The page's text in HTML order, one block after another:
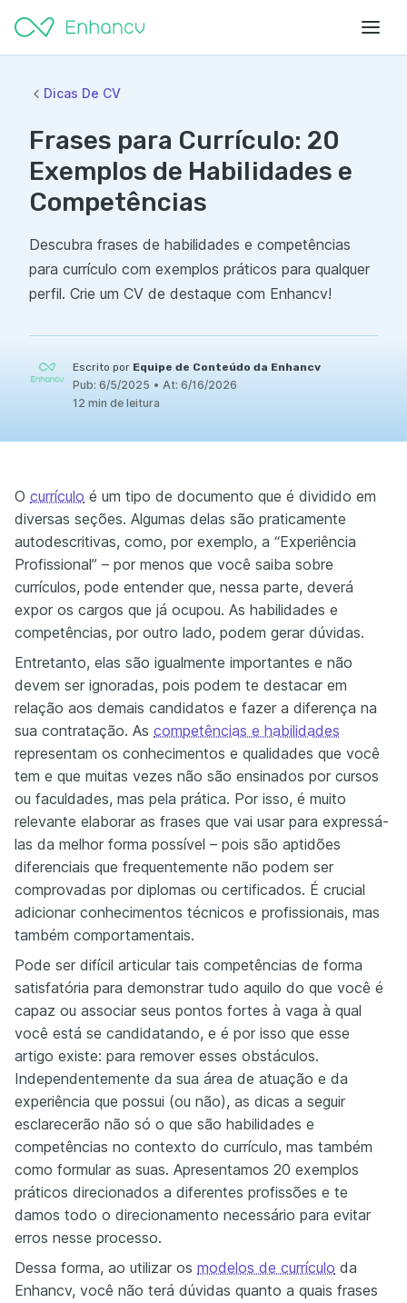
Dicas De CV
Frases para Currículo: 20
Exemplos de Habilidades e
Competências
Descubra frases de habilidades e competências
para currículo com exemplos práticos para qualquer
perfil. Crie um CV de destaque com Enhancv!
Escrito por Equipe de Conteúdo da Enhancv
Pub: 6/5/2025 • At: 6/16/2026
12 min de leitura
O currículo é um tipo de documento que é dividido em
diversas seções. Algumas delas são praticamente
autodescritivas, como, por exemplo, a “Experiência
Profissional” – por menos que você saiba sobre
currículos, pode entender que, nessa parte, deverá
expor os cargos que já ocupou. As habilidades e
competências, por outro lado, podem gerar dúvidas.
Entretanto, elas são igualmente importantes e não
devem ser ignoradas, pois podem te destacar em
relação aos demais candidatos e fazer a diferença na
sua contratação. As competências e habilidades
representam os conhecimentos e qualidades que você
tem e que muitas vezes não são ensinados por cursos
ou faculdades, mas pela prática. Por isso, é muito
relevante elaborar as frases que vai usar para expressá-
las da melhor forma possível – pois são aptidões
diferenciais que frequentemente não podem ser
comprovadas por diplomas ou certificados. É crucial
adicionar conhecimentos técnicos e profissionais, mas
também comportamentais.
Pode ser difícil articular tais competências de forma
satisfatória para demonstrar tudo aquilo do que você é
capaz ou associar seus pontos fortes à vaga à qual
você está se candidatando, e é por isso que esse
artigo existe: para remover esses obstáculos.
Independentemente da sua área de atuação e da
experiência que possui (ou não), as dicas a seguir
esclarecerão não só o que são habilidades e
competências no contexto do currículo, mas também
como formular as suas. Apresentamos 20 exemplos
práticos direcionados a diferentes profissões e te
damos todo o direcionamento necessário para evitar
erros nesse processo.
Dessa forma, ao utilizar os modelos de currículo da
Enhancv, você não terá dúvidas quanto a quais frases